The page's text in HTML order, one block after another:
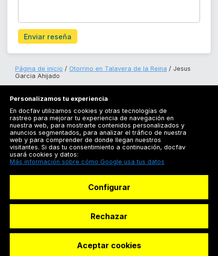
Enviar reseña
Página de inicio Otorrino en Talavera de la Reina
Jesus
Garcia Ahijado
Registrarse
Docfav
© Dashboard Technologies S.L
Personalizamos tu experiencia
En docfav utilizamos cookies y otras tecnologías de
rastreo para mejorar tu experiencia de navegación en
nuestra web, para mostrarte contenidos personalizados y
anuncios segmentados, para analizar el tráfico de nuestra
web y para comprender de donde llegan nuestros
visitantes. Si das tu consentimiento a continuación, docfav
usará cookies y datos:
Más información sobre cómo Google usa tus datos
Configurar
Rechazar
Aceptar cookies